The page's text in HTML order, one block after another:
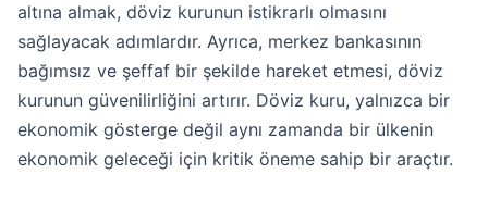
altına almak, döviz kurunun istikrarlı olmasını
sağlayacak adımlardır. Ayrıca, merkez bankasının
bağımsız ve şeffaf bir şekilde hareket etmesi, döviz
kurunun güvenilirliğini artırır. Döviz kuru, yalnızca bir
ekonomik gösterge değil aynı zamanda bir ülkenin
ekonomik geleceği için kritik öneme sahip bir araçtır.